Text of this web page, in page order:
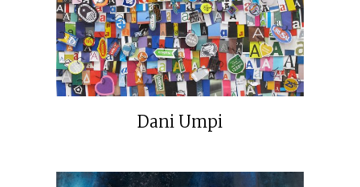
Dani Umpi